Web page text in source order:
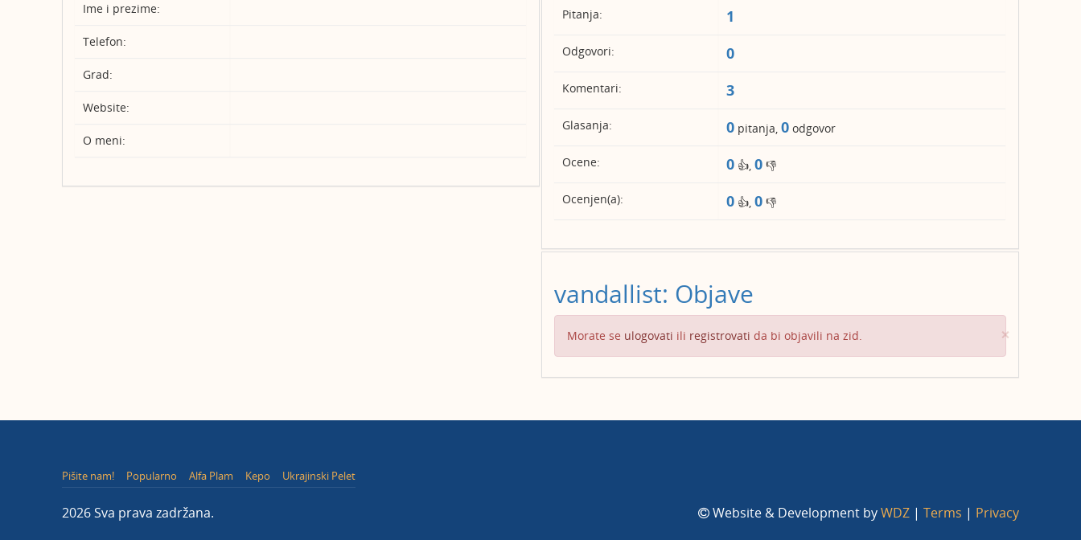
Ime i prezime:
Telefon:
Grad:
Website:
O meni:
Pitanja: 1
Odgovori: 0
Komentari: 3
Glasanja: 0 pitanja,0 odgovor
Ocene: 0 👍,0 👎
Ocenjen(a): 0 👍,0 👎
vandallist: Objave
Morate se ulogovati ili registrovati da bi objavili na zid. ×
Pišite nam! Popularno Alfa Plam Kepo Ukrajinski Pelet
2026 Sva prava zadržana. Website & Development byWDZ | Terms | Privacy